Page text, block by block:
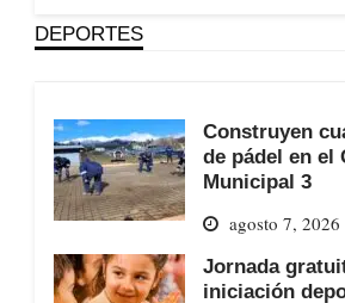
DEPORTES
Construyen
de pádel en el
Municipal 3
agosto 7, 2026
Jornada
iniciación